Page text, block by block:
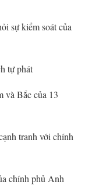
sự kiểm soát của
tự phát
và Bắc của 13
tranh với chính
chính phủ Anh